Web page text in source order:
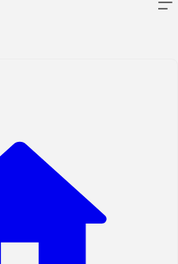
Theo dõi ticket